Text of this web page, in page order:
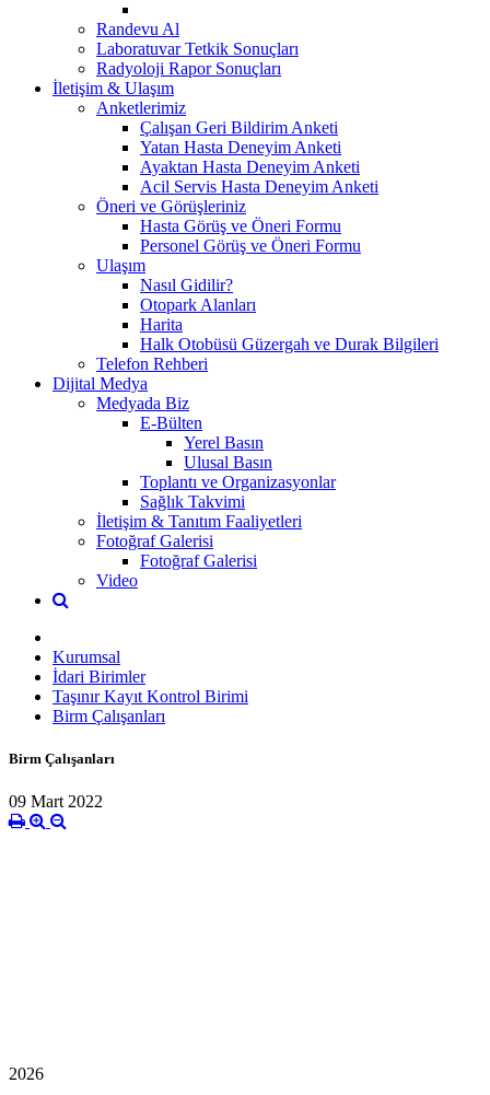
Randevu Al
Laboratuvar Tetkik Sonuçları
Radyoloji Rapor Sonuçları
İletişim & Ulaşım
Anketlerimiz
Çalışan Geri Bildirim Anketi
Yatan Hasta Deneyim Anketi
Ayaktan Hasta Deneyim Anketi
Acil Servis Hasta Deneyim Anketi
Öneri ve Görüşleriniz
Hasta Görüş ve Öneri Formu
Personel Görüş ve Öneri Formu
Ulaşım
Nasıl Gidilir?
Otopark Alanları
Harita
Halk Otobüsü Güzergah ve Durak Bilgileri
Telefon Rehberi
Dijital Medya
Medyada Biz
E-Bülten
Yerel Basın
Ulusal Basın
Toplantı ve Organizasyonlar
Sağlık Takvimi
İletişim & Tanıtım Faaliyetleri
Fotoğraf Galerisi
Fotoğraf Galerisi
Video
Kurumsal
İdari Birimler
Taşınır Kayıt Kontrol Birimi
Birm Çalışanları
Birm Çalışanları
09 Mart 2022
2026